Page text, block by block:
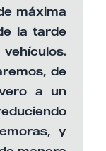
máxima
la tarde
de
a un
y